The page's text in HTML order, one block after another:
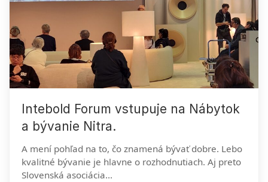
Intebold Forum vstupuje na Nábytok
a bývanie Nitra.
A mení pohľad na to, čo znamená bývať dobre. Lebo
kvalitné bývanie je hlavne o rozhodnutiach. Aj preto
Slovenská asociácia...